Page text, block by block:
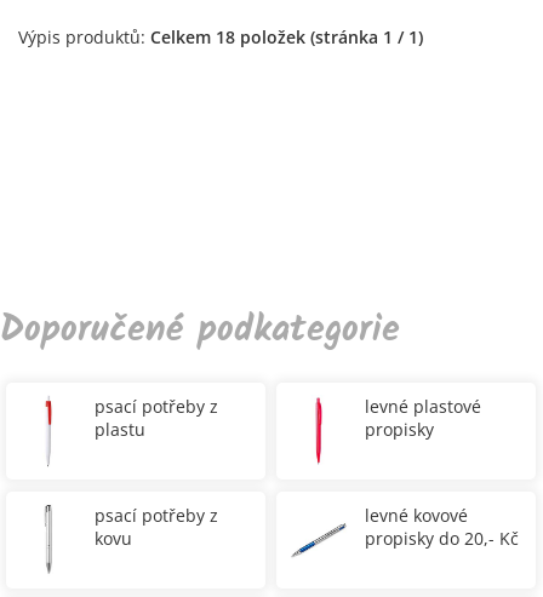
Výpis produktů: Celkem 18 položek (stránka 1 / 1)
Doporučené podkategorie
psací potřeby z
plastu
levné plastové
propisky
psací potřeby z
kovu
levné kovové
propisky do 20,- Kč